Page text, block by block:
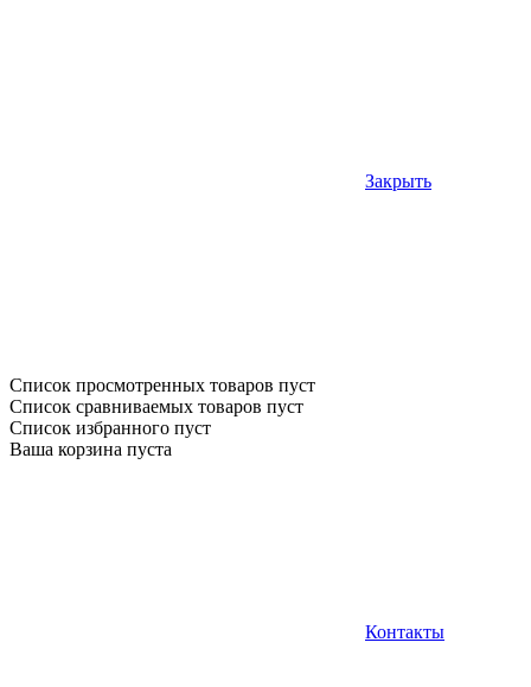
Закрыть
Список просмотренных товаров пуст
Список сравниваемых товаров пуст
Список избранного пуст
Ваша корзина пуста
Контакты